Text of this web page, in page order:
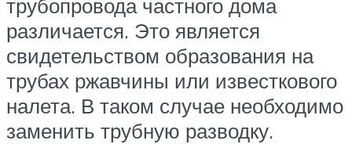
трубопровода частного дома
различается. Это является
свидетельством образования на
трубах ржавчины или известкового
налета. В таком случае необходимо
заменить трубную разводку.